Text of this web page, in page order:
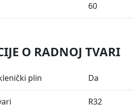
60
O RADNOJ TVARI
plin Da
R32